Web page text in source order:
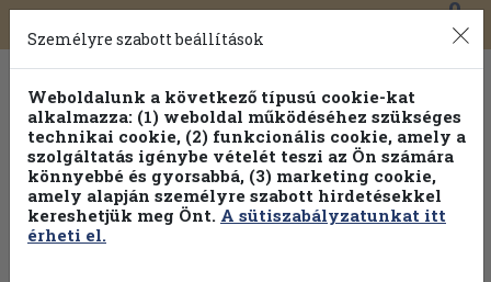
Toggle
navigation
0
Személyre szabott beállítások
Weboldalunk a következő típusú cookie-kat
alkalmazza: (1) weboldal működéséhez szükséges
technikai cookie, (2) funkcionális cookie, amely a
szolgáltatás igénybe vételét teszi az Ön számára
könnyebbé és gyorsabbá, (3) marketing cookie,
amely alapján személyre szabott hirdetésekkel
kereshetjük meg Önt. A sütiszabályzatunkat itt
érheti el.